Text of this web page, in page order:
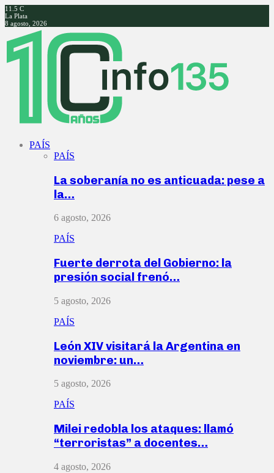
11.5 C
La Plata
8 agosto, 2026
Facebook
Twitter
Instagram
Youtube
PAÍS
PAÍS
La soberanía no es anticuada: pese a
la…
6 agosto, 2026
PAÍS
Fuerte derrota del Gobierno: la
presión social frenó…
5 agosto, 2026
PAÍS
León XIV visitará la Argentina en
noviembre: un…
5 agosto, 2026
PAÍS
Milei redobla los ataques: llamó
“terroristas” a docentes…
4 agosto, 2026